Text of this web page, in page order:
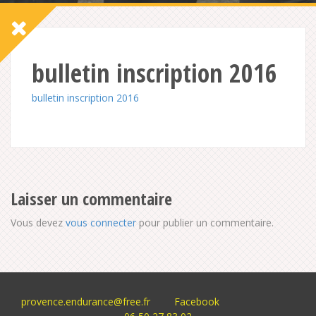
bulletin inscription 2016
bulletin inscription 2016
Laisser un commentaire
Vous devez vous connecter pour publier un commentaire.
provence.endurance@free.fr
Facebook